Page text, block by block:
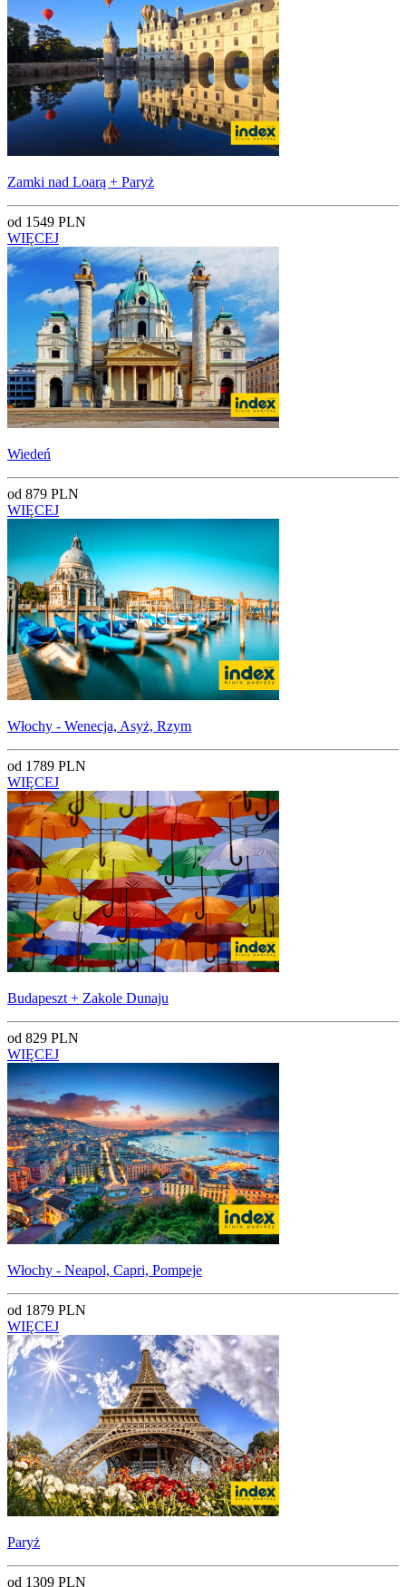
Zamki nad Loarą + Paryż
od 1549 PLN
WIĘCEJ
Wiedeń
od 879 PLN
WIĘCEJ
Włochy - Wenecja, Asyż, Rzym
od 1789 PLN
WIĘCEJ
Budapeszt + Zakole Dunaju
od 829 PLN
WIĘCEJ
Włochy - Neapol, Capri, Pompeje
od 1879 PLN
WIĘCEJ
Paryż
od 1309 PLN